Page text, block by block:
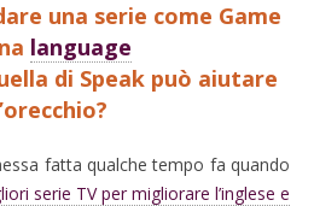
una serie come Game
language
di Speak può aiutare
fatta qualche tempo fa quando
serie TV per migliorare l’inglese e